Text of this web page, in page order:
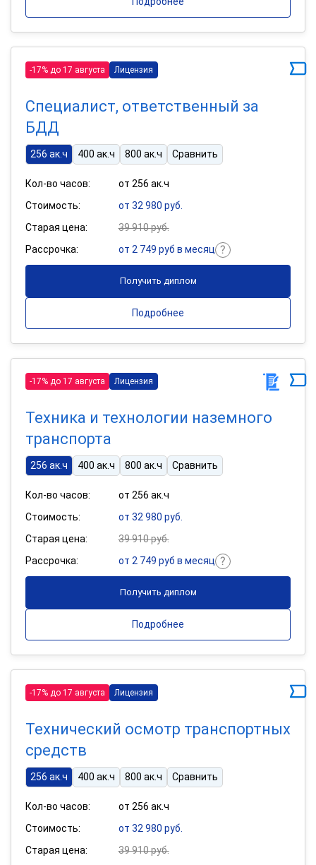
-17% до 17 августа Лицензия
Специалист, ответственный за
БДД
256 ак.ч 400 ак.ч 800 ак.ч Сравнить
Кол-во часов:
от 256 ак.ч
Стоимость:
от 32 980 руб.
Старая цена:
39 910 руб.
Рассрочка:
от 2 749 руб в месяц
Получить диплом
Подробнее
-17% до 17 августа Лицензия
Техника и технологии наземного
транспорта
256 ак.ч 400 ак.ч 800 ак.ч Сравнить
Кол-во часов:
от 256 ак.ч
Стоимость:
от 32 980 руб.
Старая цена:
39 910 руб.
Рассрочка:
от 2 749 руб в месяц
Получить диплом
Подробнее
-17% до 17 августа Лицензия
Технический осмотр транспортных
средств
256 ак.ч 400 ак.ч 800 ак.ч Сравнить
Кол-во часов:
от 256 ак.ч
Стоимость:
от 32 980 руб.
Старая цена:
39 910 руб.